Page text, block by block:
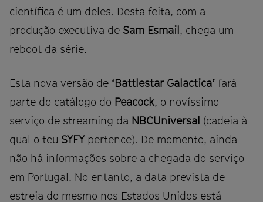
científica é um deles. Desta feita, com a
produção executiva de Sam Esmail , chega um
reboot da série.
Esta nova versão de ‘Battlestar Galactica’ fará
parte do catálogo do Peacock, o novíssimo
serviço de streaming da NBCUniversal (cadeia à
qual o teu SYFYpertence). De momento, ainda
não há informações sobre a chegada do serviço
em Portugal. No entanto, a data prevista de
estreia do mesmo nos Estados Unidos está